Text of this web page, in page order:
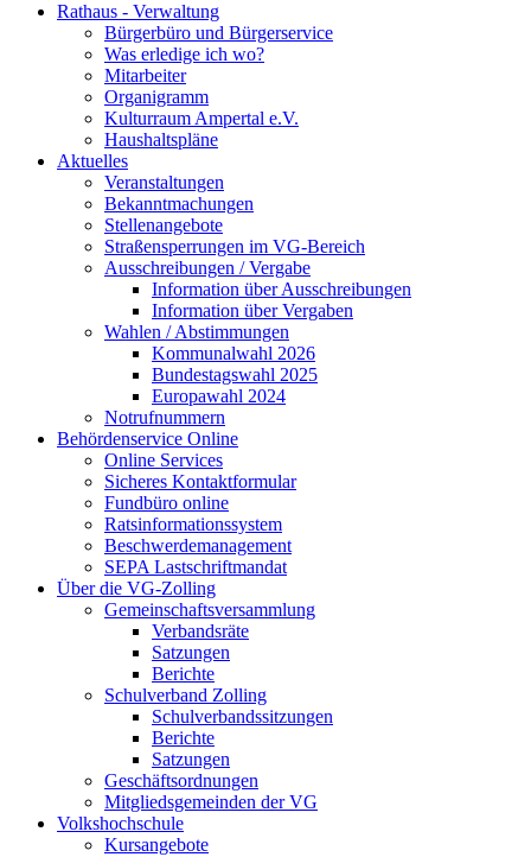
Rathaus - Verwaltung
Bürgerbüro und Bürgerservice
Was erledige ich wo?
Mitarbeiter
Organigramm
Kulturraum Ampertal e.V.
Haushaltspläne
Aktuelles
Veranstaltungen
Bekanntmachungen
Stellenangebote
Straßensperrungen im VG-Bereich
Ausschreibungen / Vergabe
Information über Ausschreibungen
Information über Vergaben
Wahlen / Abstimmungen
Kommunalwahl 2026
Bundestagswahl 2025
Europawahl 2024
Notrufnummern
Behördenservice Online
Online Services
Sicheres Kontaktformular
Fundbüro online
Ratsinformationssystem
Beschwerdemanagement
SEPA Lastschriftmandat
Über die VG-Zolling
Gemeinschaftsversammlung
Verbandsräte
Satzungen
Berichte
Schulverband Zolling
Schulverbandssitzungen
Berichte
Satzungen
Geschäftsordnungen
Mitgliedsgemeinden der VG
Volkshochschule
Kursangebote